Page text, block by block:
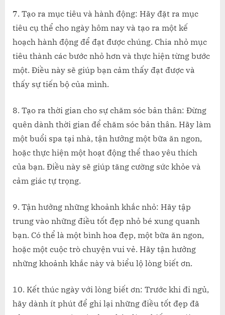
7. Tạo ra mục tiêu và hành động: Hãy đặt ra mục
tiêu cụ thể cho ngày hôm nay và tạo ra một kế
hoạch hành động để đạt được chúng. Chia nhỏ mục
tiêu thành các bước nhỏ hơn và thực hiện từng bước
một. Điều này sẽ giúp bạn cảm thấy đạt được và
thấy sự tiến bộ của mình.
8. Tạo ra thời gian cho sự chăm sóc bản thân: Đừng
quên dành thời gian để chăm sóc bản thân. Hãy làm
một buổi spa tại nhà, tận hưởng một bữa ăn ngon,
hoặc thực hiện một hoạt động thể thao yêu thích
của bạn. Điều này sẽ giúp tăng cường sức khỏe và
cảm giác tự trọng.
9. Tận hưởng những khoảnh khắc nhỏ: Hãy tập
trung vào những điều tốt đẹp nhỏ bé xung quanh
bạn. Có thể là một bình hoa đẹp, một bữa ăn ngon,
hoặc một cuộc trò chuyện vui vẻ. Hãy tận hưởng
những khoảnh khắc này và biểu lộ lòng biết ơn.
10. Kết thúc ngày với lòng biết ơn: Trước khi đi ngủ,
hãy dành ít phút để ghi lại những điều tốt đẹp đã